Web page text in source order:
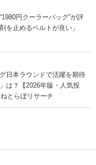
円クーラーバッグ”が評
止めるベルトが良い」
日本ラウンドで活躍を期待
は？【2026年版・人気投
とらぼリサーチ